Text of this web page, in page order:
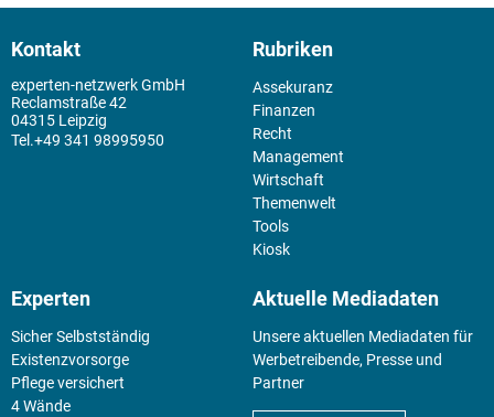
Kontakt
experten-netzwerk GmbH
Reclamstraße 42
04315 Leipzig
+49 341 98995950
Rubriken
Assekuranz
Finanzen
Recht
Management
Wirtschaft
Themenwelt
Tools
Kiosk
Experten
Sicher Selbstständig
Existenz­vorsorge
Pflege versichert
4 Wände
Aktuelle Mediadaten
Unsere aktuellen Mediadaten für
Werbetreibende, Presse und
Partner